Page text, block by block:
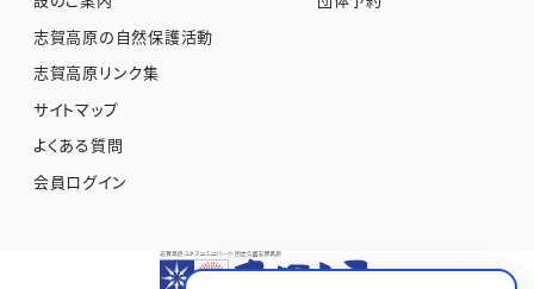
志賀高原の自然保護活動
志賀高原リンク集
サイトマップ
よくある質問
会員ログイン